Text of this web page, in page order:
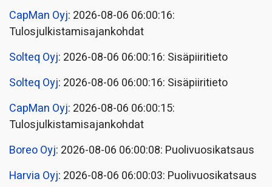
CapMan Oyj: 2026-08-06 06:00:16:
Tulosjulkistamisajankohdat
Solteq Oyj: 2026-08-06 06:00:16: Sisäpiiritieto
Solteq Oyj: 2026-08-06 06:00:16: Sisäpiiritieto
CapMan Oyj: 2026-08-06 06:00:15:
Tulosjulkistamisajankohdat
Boreo Oyj: 2026-08-06 06:00:08: Puolivuosikatsaus
Harvia Oyj: 2026-08-06 06:00:03: Puolivuosikatsaus